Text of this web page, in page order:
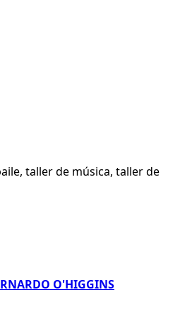
taller de música, taller de
O'HIGGINS